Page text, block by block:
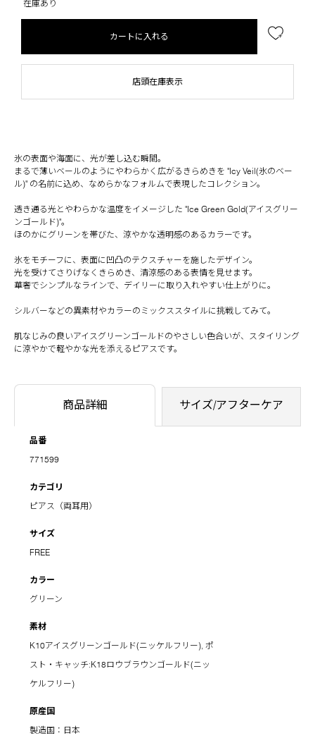
在庫あり
カートに入れる
店頭在庫表示
氷の表面や海面に、光が差し込む瞬間。
まるで薄いベールのようにやわらかく広がるきらめきを "Icy Veil(氷のベー
ル)" の名前に込め、なめらかなフォルムで表現したコレクション。
透き通る光とやわらかな温度をイメージした "Ice Green Gold(アイスグリー
ンゴールド)"。
ほのかにグリーンを帯びた、涼やかな透明感のあるカラーです。
氷をモチーフに、表面に凹凸のテクスチャーを施したデザイン。
光を受けてさりげなくきらめき、清涼感のある表情を見せます。
華奢でシンプルなラインで、デイリーに取り入れやすい仕上がりに。
シルバーなどの異素材やカラーのミックススタイルに挑戦してみて。
肌なじみの良いアイスグリーンゴールドのやさしい色合いが、スタイリング
に涼やかで軽やかな光を添えるピアスです。
商品詳細 サイズ/アフターケア
品番
771599
カテゴリ
ピアス（両耳用）
サイズ
FREE
カラー
グリーン
素材
K10アイスグリーンゴールド(ニッケルフリー), ポ
スト・キャッチ:K18ロウブラウンゴールド(ニッ
ケルフリー)
原産国
製造国：日本